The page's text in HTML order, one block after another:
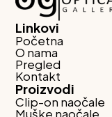
Linkovi
Početna
O nama
Pregled
Kontakt
Proizvodi
Clip-on naočale
Muške naočale